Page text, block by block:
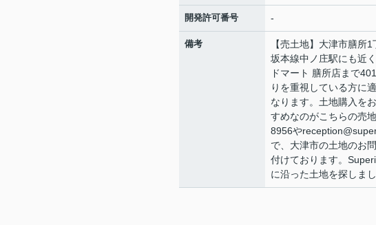
開発許可番号 -
備考
【売土地】大津市膳所
坂本線中ノ庄駅にも近
ドマート 膳所店まで
りを重視している方に
なります。土地購入を
すめなのがこちらの売
8956や
で、大津市の土地のお
付けております。
に沿った土地を探しまし